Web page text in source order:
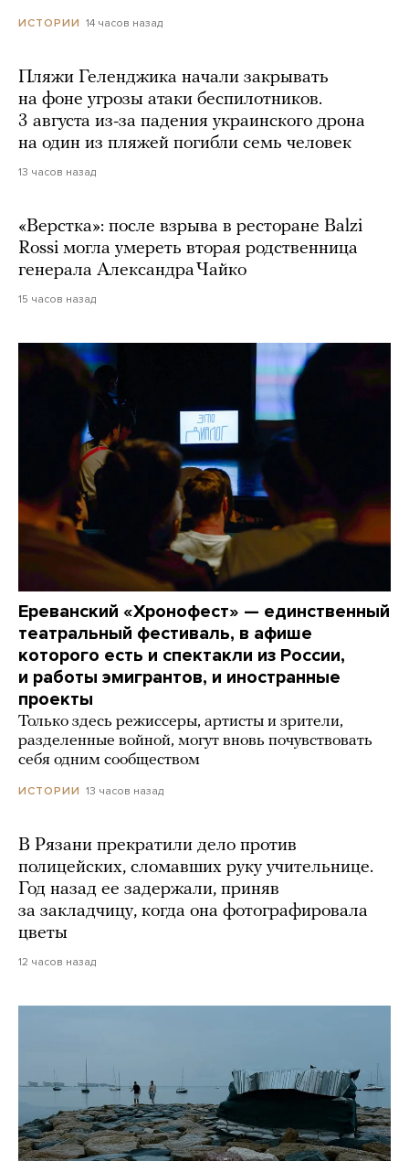
ИСТОРИИ 14 часов назад
Пляжи Геленджика начали закрывать
на фоне угрозы атаки беспилотников.
3 августа из-за падения украинского дрона
на один из пляжей погибли семь человек
13 часов назад
«Верстка»: после взрыва в ресторане Balzi
Rossi могла умереть вторая родственница
генерала Александра Чайко
15 часов назад
Ереванский «Хронофест» — единственный
театральный фестиваль, в афише
которого есть и спектакли из России,
и работы эмигрантов, и иностранные
проекты
Только здесь режиссеры, артисты и зрители,
разделенные войной, могут вновь почувствовать
себя одним сообществом
ИСТОРИИ 13 часов назад
В Рязани прекратили дело против
полицейских, сломавших руку учительнице.
Год назад ее задержали, приняв
за закладчицу, когда она фотографировала
цветы
12 часов назад